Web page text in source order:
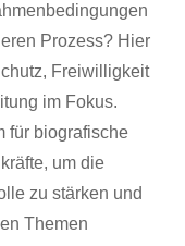
Prozess? Hier
Freiwilligkeit
im Fokus.
für biografische
um die
zu stärken und
Themen